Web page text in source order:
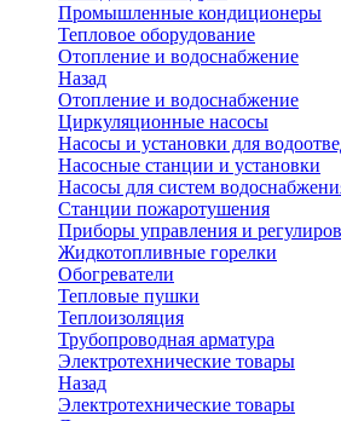
Промышленные кондиционеры
Тепловое оборудование
Отопление и водоснабжение
Назад
Отопление и водоснабжение
Циркуляционные насосы
Насосы и установки для
Насосные станции и установки
Насосы для систем
Станции пожаротушения
Приборы управления и
Жидкотопливные горелки
Обогреватели
Тепловые пушки
Теплоизоляция
Трубопроводная арматура
Электротехнические товары
Назад
Электротехнические товары